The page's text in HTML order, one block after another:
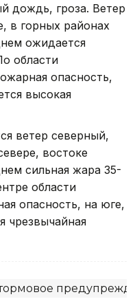
дождь, гроза. Ветер
в горных районах
ожидается
области
опасность,
высокая
ветер северный,
востоке
сильная жара 35-
области
опасность, на юге,
чрезвычайная